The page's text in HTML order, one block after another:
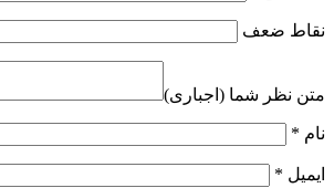
نقاط ضعف
متن نظر شما (اجباری)
نام *
ایمیل *